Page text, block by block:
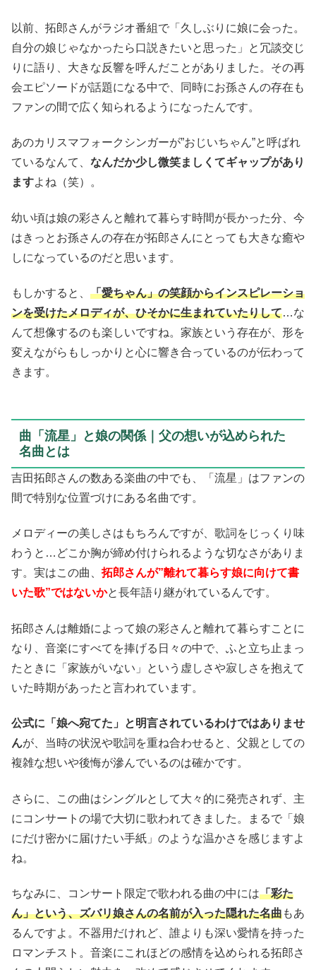
以前、拓郎さんがラジオ番組で「久しぶりに娘に会った。
自分の娘じゃなかったら口説きたいと思った」と冗談交じ
りに語り、大きな反響を呼んだことがありました。その再
会エピソードが話題になる中で、同時にお孫さんの存在も
ファンの間で広く知られるようになったんです。
あのカリスマフォークシンガーが”おじいちゃん”と呼ばれ
ているなんて、 なんだか少し微笑ましくてギャップがあり
ますよね（笑）。
幼い頃は娘の彩さんと離れて暮らす時間が長かった分、今
はきっとお孫さんの存在が拓郎さんにとっても大きな癒や
しになっているのだと思います。
もしかすると、 「愛ちゃん」の笑顔からインスピレーショ
ンを受けたメロディが、ひそかに生まれていたりして…な
んて想像するのも楽しいですね。家族という存在が、形を
変えながらもしっかりと心に響き合っているのが伝わって
きます。
曲「流星」と娘の関係｜父の想いが込められた
名曲とは
吉田拓郎さんの数ある楽曲の中でも、「流星」はファンの
間で特別な位置づけにある名曲です。
メロディーの美しさはもちろんですが、歌詞をじっくり味
わうと…どこか胸が締め付けられるような切なさがありま
す。実はこの曲、 拓郎さんが”離れて暮らす娘に向けて書
いた歌”ではないかと長年語り継がれているんです。
拓郎さんは離婚によって娘の彩さんと離れて暮らすことに
なり、音楽にすべてを捧げる日々の中で、ふと立ち止まっ
たときに「家族がいない」という虚しさや寂しさを抱えて
いた時期があったと言われています。
公式に「娘へ宛てた」と明言されているわけではありませ
んが、当時の状況や歌詞を重ね合わせると、父親としての
複雑な想いや後悔が滲んでいるのは確かです。
さらに、この曲はシングルとして大々的に発売されず、主
にコンサートの場で大切に歌われてきました。まるで「娘
にだけ密かに届けたい手紙」のような温かさを感じますよ
ね。
ちなみに、コンサート限定で歌われる曲の中には「彩た
ん」という、ズバリ娘さんの名前が入った隠れた名曲もあ
るんですよ。不器用だけれど、誰よりも深い愛情を持った
ロマンチスト。音楽にこれほどの感情を込められる拓郎さ